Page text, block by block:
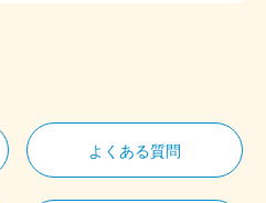
よくある質問